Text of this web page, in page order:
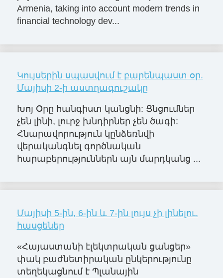
Armenia, taking into account modern trends in
financial technology dev...
Կույսերին սպասվում է բարենպաստ օր.
Մայիսի 2-ի աստղագուշակը
Խոյ Օրը հանգիստ կանցնի: Ցնցումներ
չեն լինի, լուրջ խնդիրներ չեն ծագի:
Հնարավորություն կընձեռնվի
վերականգնել գործնական
հարաբերություններն այն մարդկանց ...
Մայիսի 5-ին, 6-ին և 7-ին լույս չի լինելու.
հասցեներ
«Հայաստանի էլեկտրական ցանցեր»
փակ բաժնետիրական ընկերությունը
տեղեկացնում է Պլանային